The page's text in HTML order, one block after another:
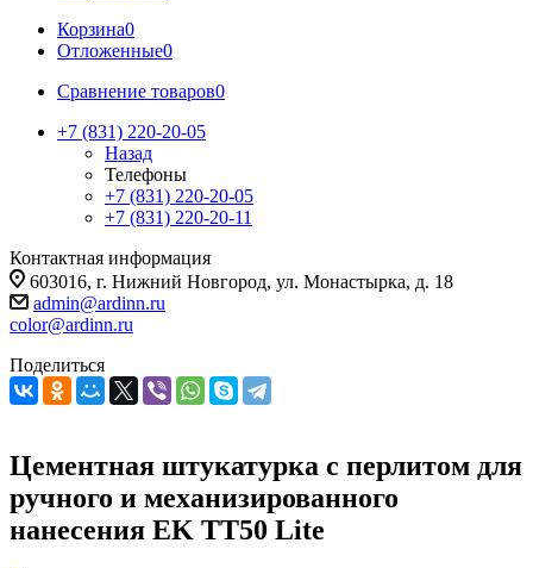
Корзина0
Отложенные0
Сравнение товаров0
+7 (831) 220-20-05
Назад
Телефоны
+7 (831) 220-20-05
+7 (831) 220-20-11
Контактная информация
603016, г. Нижний Новгород, ул. Монастырка, д. 18
admin@ardinn.ru
color@ardinn.ru
Поделиться
Цементная штукатурка с перлитом для
ручного и механизированного
нанесения EK TT50 Lite